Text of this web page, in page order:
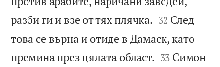
разби ги и взе от тях плячка. 

32 След
това се върна и отиде в Дамаск, като
премина през цялата област. 

33 Симон